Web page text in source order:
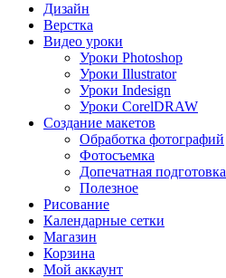
Дизайн
Верстка
Видео уроки
Уроки Photoshop
Уроки Illustrator
Уроки Indesign
Уроки CorelDRAW
Создание макетов
Обработка фотографий
Фотосъемка
Допечатная подготовка
Полезное
Рисование
Календарные сетки
Магазин
Корзина
Мой аккаунт